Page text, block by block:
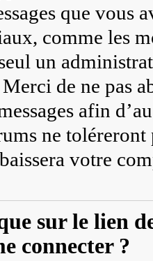
que vous
comme les
un
de ne pas
afin
ne
votre
sur le lien
connecter ?